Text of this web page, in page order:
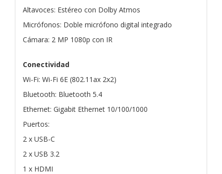
Altavoces: Estéreo con Dolby Atmos
Micrófonos: Doble micrófono digital integrado
Cámara: 2 MP 1080p con IR
Conectividad
Wi-Fi: Wi-Fi 6E (802.11ax 2x2)
Bluetooth: Bluetooth 5.4
Ethernet: Gigabit Ethernet 10/100/1000
Puertos:
2 x USB-C
2 x USB 3.2
1 x HDMI